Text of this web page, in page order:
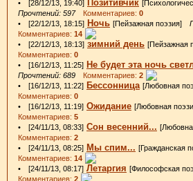
• [28/12/13, 19:40] Позитивчик
Прочтений: 597Комментариев: 0
• [22/12/13, 18:15] Ночь [Пейзажная поэзия]
Комментариев: 14
• [22/12/13, 18:13] зимний день [Пейзажная
Комментариев: 0
• [16/12/13, 11:25] Не будет эта ночь
Прочтений: 689 Комментариев: 2
• [16/12/13, 11:22] Бессонница [Любовная
Комментариев: 0
• [16/12/13, 11:19] Ожидание [Любовная
Комментариев: 5
• [24/11/13, 08:33] Сон весенний...
Комментариев: 2
• [24/11/13, 08:25] Мы спим... [Гражданская
Комментариев: 14
• [24/11/13, 08:17] Летаргия [Философская
Комментариев: 2